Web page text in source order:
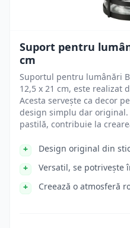
Suport pentru
cm
Suportul pentru lumânări
12,5 x 21 cm, este realizat
Acesta servește ca decor
design simplu dar
pastilă, contribuie la
Design original din
Versatil, se potrivește
Creează o atmosferă